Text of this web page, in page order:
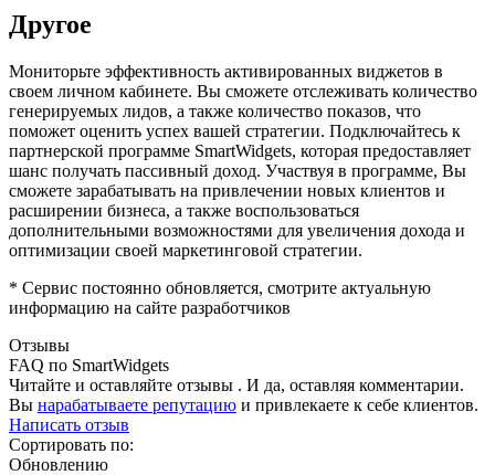
Другое
Мониторьте эффективность активированных виджетов в
своем личном кабинете. Вы сможете отслеживать количество
генерируемых лидов, а также количество показов, что
поможет оценить успех вашей стратегии. Подключайтесь к
партнерской программе SmartWidgets, которая предоставляет
шанс получать пассивный доход. Участвуя в программе, Вы
сможете зарабатывать на привлечении новых клиентов и
расширении бизнеса, а также воспользоваться
дополнительными возможностями для увеличения дохода и
оптимизации своей маркетинговой стратегии.
* Сервис постоянно обновляется, смотрите актуальную
информацию на сайте разработчиков
Отзывы
FAQ по SmartWidgets
Читайте и оставляйте отзывы . И да, оставляя комментарии.
Вы нарабатываете репутацию и привлекаете к себе клиентов.
Написать отзыв
Сортировать по:
Обновлению